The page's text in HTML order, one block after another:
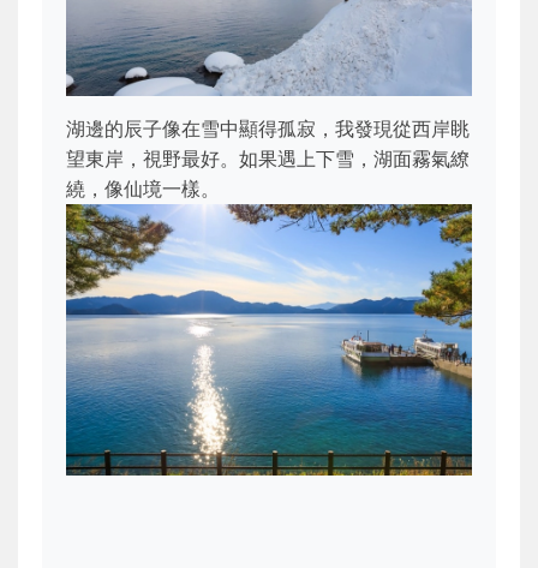
湖邊的辰子像在雪中顯得孤寂，我發現從西岸眺
望東岸，視野最好。如果遇上下雪，湖面霧氣繚
繞，像仙境一樣。